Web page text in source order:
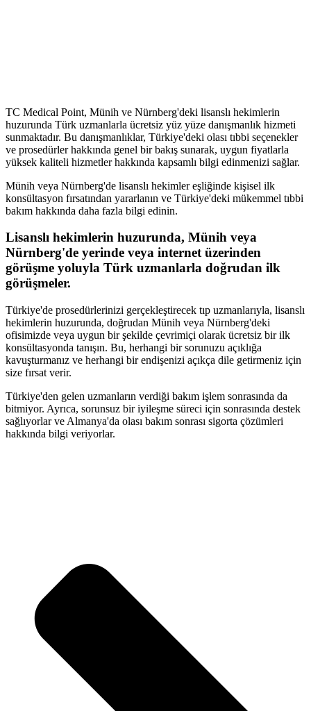
TC Medical Point, Münih ve Nürnberg'deki lisanslı hekimlerin
huzurunda Türk uzmanlarla ücretsiz yüz yüze danışmanlık hizmeti
sunmaktadır. Bu danışmanlıklar, Türkiye'deki olası tıbbi seçenekler
ve prosedürler hakkında genel bir bakış sunarak, uygun fiyatlarla
yüksek kaliteli hizmetler hakkında kapsamlı bilgi edinmenizi sağlar.
Münih veya Nürnberg'de lisanslı hekimler eşliğinde kişisel ilk
konsültasyon fırsatından yararlanın ve Türkiye'deki mükemmel tıbbi
bakım hakkında daha fazla bilgi edinin.
Lisanslı hekimlerin huzurunda, Münih veya
Nürnberg'de yerinde veya internet üzerinden
görüşme yoluyla Türk uzmanlarla doğrudan ilk
görüşmeler.
Türkiye'de prosedürlerinizi gerçekleştirecek tıp uzmanlarıyla, lisanslı
hekimlerin huzurunda, doğrudan Münih veya Nürnberg'deki
ofisimizde veya uygun bir şekilde çevrimiçi olarak ücretsiz bir ilk
konsültasyonda tanışın. Bu, herhangi bir sorunuzu açıklığa
kavuşturmanız ve herhangi bir endişenizi açıkça dile getirmeniz için
size fırsat verir.
Türkiye'den gelen uzmanların verdiği bakım işlem sonrasında da
bitmiyor. Ayrıca, sorunsuz bir iyileşme süreci için sonrasında destek
sağlıyorlar ve Almanya'da olası bakım sonrası sigorta çözümleri
hakkında bilgi veriyorlar.